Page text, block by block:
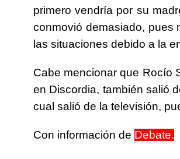
primero vendría por su
conmovió demasiado, pues
las situaciones debido a la
Cabe mencionar que Rocío
en Discordia, también salió
cual salió de la televisión,
Con información de Debate.